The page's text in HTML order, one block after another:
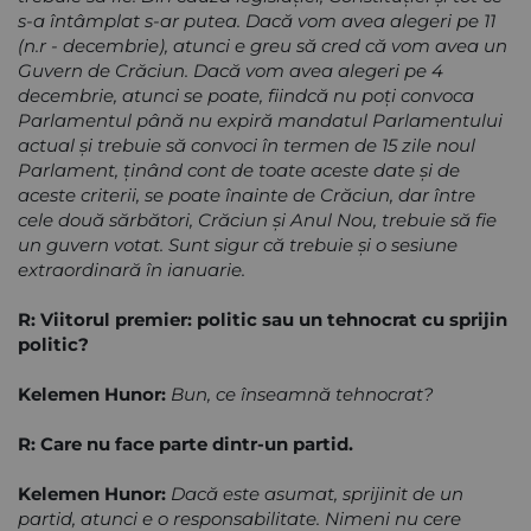
s-a întâmplat s-ar putea. Dacă vom avea alegeri pe 11
(n.r - decembrie), atunci e greu să cred că vom avea un
Guvern de Crăciun. Dacă vom avea alegeri pe 4
decembrie, atunci se poate, fiindcă nu poţi convoca
Parlamentul până nu expiră mandatul Parlamentului
actual şi trebuie să convoci în termen de 15 zile noul
Parlament, ţinând cont de toate aceste date şi de
aceste criterii, se poate înainte de Crăciun, dar între
cele două sărbători, Crăciun şi Anul Nou, trebuie să fie
un guvern votat. Sunt sigur că trebuie şi o sesiune
extraordinară în ianuarie.
R: Viitorul premier: politic sau un tehnocrat cu sprijin
politic?
Kelemen Hunor: Bun, ce înseamnă tehnocrat?
R: Care nu face parte dintr-un partid.
Kelemen Hunor: Dacă este asumat, sprijinit de un
partid, atunci e o responsabilitate. Nimeni nu cere